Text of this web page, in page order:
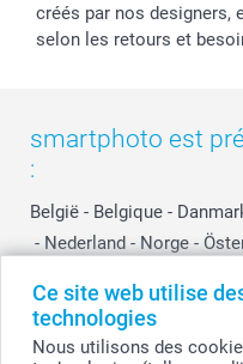
Ce site web utilise
technologies
Nous utilisons des
créés par nos designers,
selon les retours et
smartphoto est
:
België - Belgique -
- Nederland - Norge -
Other Countries